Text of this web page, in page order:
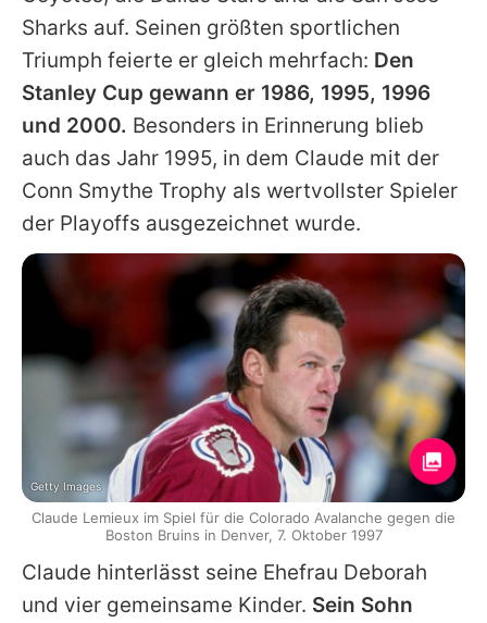
Sharks auf. Seinen größten sportlichen
Triumph feierte er gleich mehrfach: Den
Stanley Cup gewann er 1986, 1995, 1996
und 2000. Besonders in Erinnerung blieb
auch das Jahr 1995, in dem Claude mit der
Conn Smythe Trophy als wertvollster Spieler
der Playoffs ausgezeichnet wurde.
Claude hinterlässt seine Ehefrau Deborah
und vier gemeinsame Kinder. Sein Sohn
Getty Images
Claude Lemieux im Spiel für die Colorado Avalanche gegen die
Boston Bruins in Denver, 7. Oktober 1997